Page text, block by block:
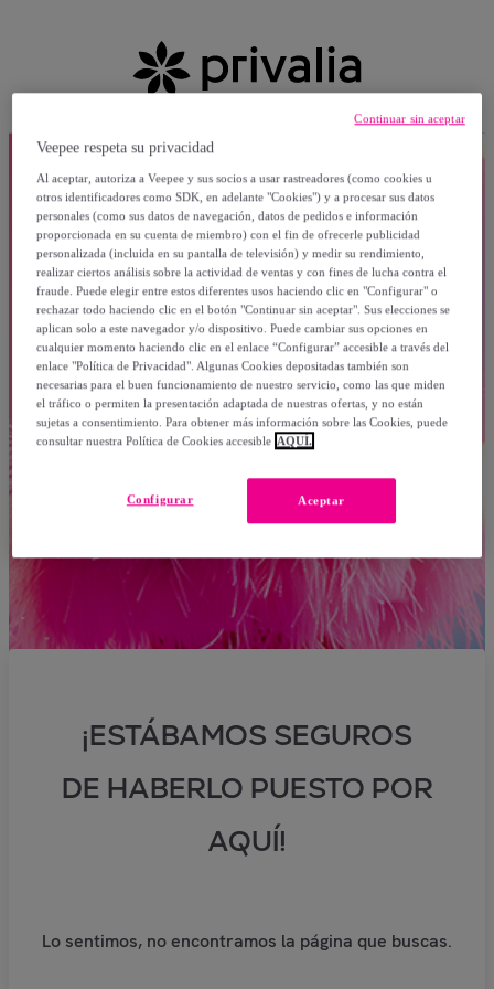
¡ESTÁBAMOS SEGUROS
DE HABERLO PUESTO POR
AQUÍ!
Lo sentimos, no encontramos la página que buscas.
Veepee respeta su privacidad
Al aceptar, autoriza a Veepee y sus socios a usar rastreadores (como cookies u
otros identificadores como SDK, en adelante "Cookies") y a procesar sus datos
personales (como sus datos de navegación, datos de pedidos e información
proporcionada en su cuenta de miembro) con el fin de ofrecerle publicidad
personalizada (incluida en su pantalla de televisión) y medir su rendimiento,
realizar ciertos análisis sobre la actividad de ventas y con fines de lucha contra el
fraude. Puede elegir entre estos diferentes usos haciendo clic en "Configurar" o
rechazar todo haciendo clic en el botón "Continuar sin aceptar". Sus elecciones se
aplican solo a este navegador y/o dispositivo. Puede cambiar sus opciones en
cualquier momento haciendo clic en el enlace “Configurar” accesible a través del
enlace "Política de Privacidad". Algunas Cookies depositadas también son
necesarias para el buen funcionamiento de nuestro servicio, como las que miden
el tráfico o permiten la presentación adaptada de nuestras ofertas, y no están
sujetas a consentimiento. Para obtener más información sobre las Cookies, puede
consultar nuestra Política de Cookies accesible AQUÍ.
Aceptar
Configurar
Continuar sin aceptar